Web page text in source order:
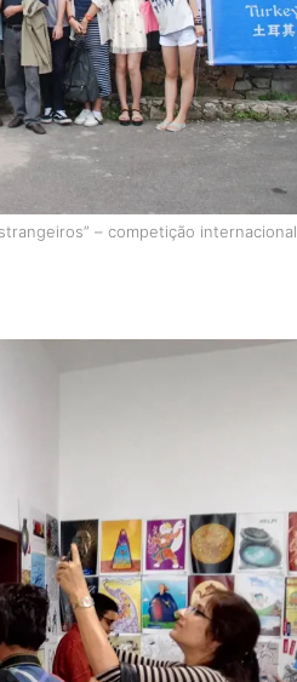
– competição internacional